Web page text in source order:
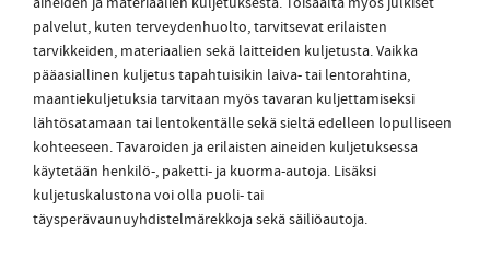
palvelut, kuten terveydenhuolto, tarvitsevat erilaisten
tarvikkeiden, materiaalien sekä laitteiden kuljetusta. Vaikka
pääasiallinen kuljetus tapahtuisikin laiva- tai lentorahtina,
maantiekuljetuksia tarvitaan myös tavaran kuljettamiseksi
lähtösatamaan tai lentokentälle sekä sieltä edelleen lopulliseen
kohteeseen. Tavaroiden ja erilaisten aineiden kuljetuksessa
käytetään henkilö-, paketti- ja kuorma-autoja. Lisäksi
kuljetuskalustona voi olla puoli- tai
täysperävaunuyhdistelmärekkoja sekä säiliöautoja.